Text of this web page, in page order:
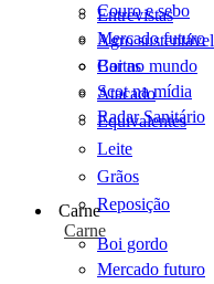
Entrevistas
Agro sustentável
Cartas
Scot na mídia
Radar Sanitário
Couro e sebo
Mercado futuro
Boi no mundo
Atacado
Equivalentes
Leite
Grãos
Reposição
Carne
Carne
Boi gordo
Mercado futuro